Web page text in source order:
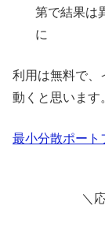
第で結果は
に
利用は無料で、
動くと思います
最小分散ポート
＼